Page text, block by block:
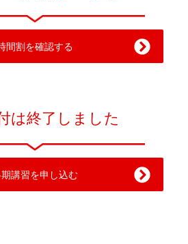
間割を確認する
は終了しました
講習を申し込む